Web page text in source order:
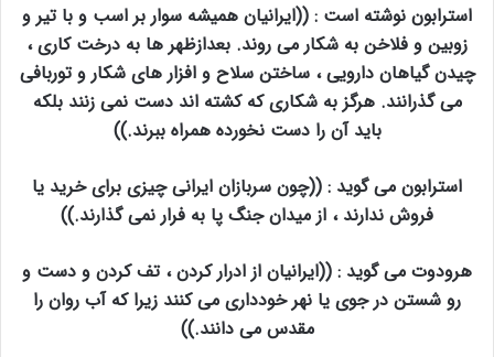
استرابون نوشته است : ((ایرانیان همیشه سوار بر اسب و با تیر و
زوبین و فلاخن به شکار می روند. بعدازظهر ها به درخت کاری ،
چیدن گیاهان دارویی ، ساختن سلاح و افزار های شکار و توربافی
می گذرانند. هرگز به شکاری که کشته اند دست نمی زنند بلکه
باید آن را دست نخورده همراه ببرند.))
استرابون می گوید : ((چون سربازان ایرانی چیزی برای خرید یا
فروش ندارند ، از میدان جنگ پا به فرار نمی گذارند.))
هرودوت می گوید : ((ایرانیان از ادرار کردن ، تف کردن و دست و
رو شستن در جوی یا نهر خودداری می کنند زیرا که آب روان را
مقدس می دانند.))